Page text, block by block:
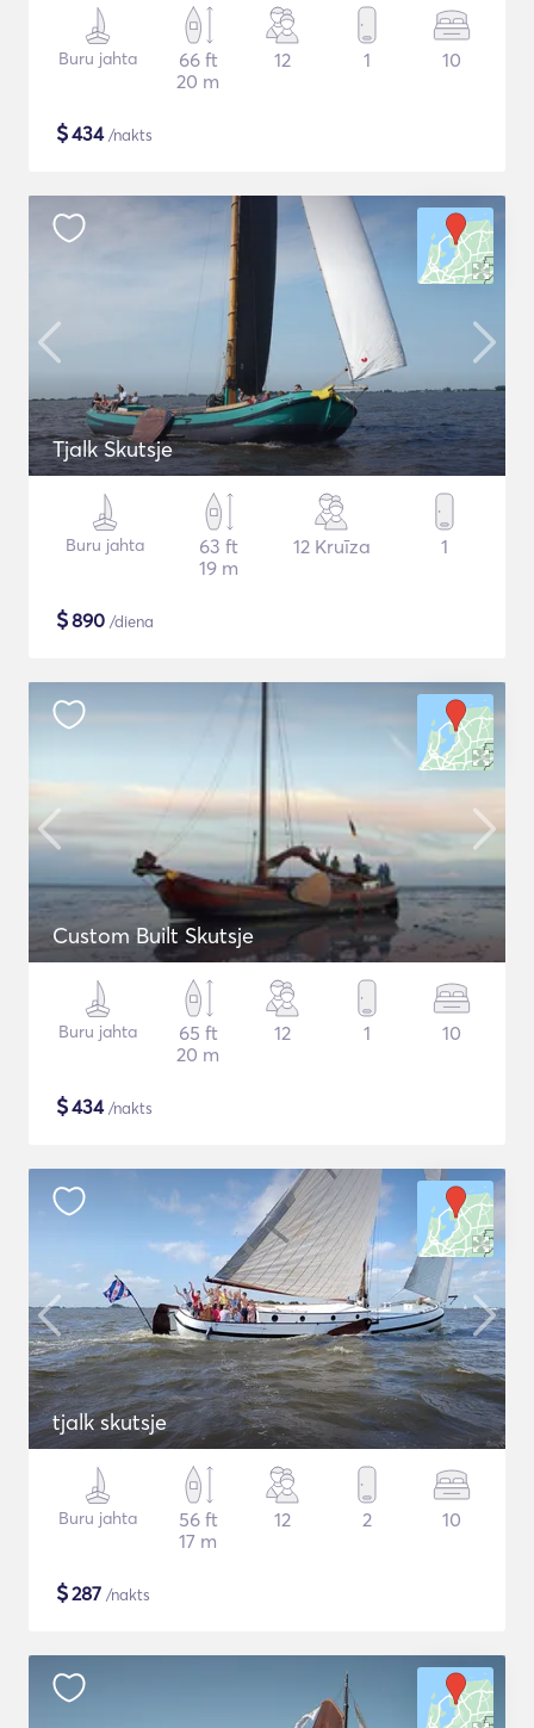
Buru jahta
66 ft
20 m
12 1 10
$434/nakts
Tjalk Skutsje
Buru jahta
63 ft
19 m
12 Kruīza 1
$890 /diena
Custom Built Skutsje
Buru jahta
65 ft
20 m
12 1 10
$434/nakts
tjalk skutsje
Buru jahta
56 ft
17 m
12 2 10
$287 /nakts